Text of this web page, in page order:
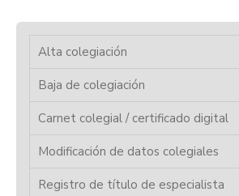
Alta colegiación
Baja de colegiación
Carnet colegial / certificado digital
Modificación de datos colegiales
Registro de título de especialista